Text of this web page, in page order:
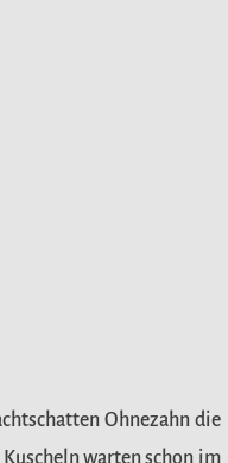
Ohnezahn die
warten schon im